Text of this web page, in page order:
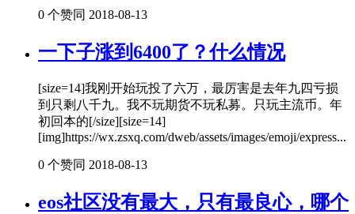
0 个赞同 2018-08-13
一下子涨到6400了？什么情况
[size=14]我刚开始玩投了六万，最厉害是去年九四亏损
到只剩八千九。我不玩期货不玩私募。只玩主流币。年
初回本的[/size][size=14]
[img]https://wx.zsxq.com/dweb/assets/images/emoji/express...
0 个赞同 2018-08-13
eos社区没有最大，只有最良心，哪个